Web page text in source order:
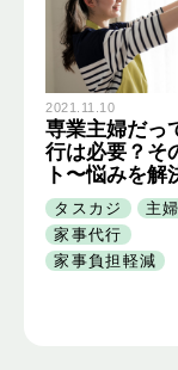
2021.11.10
専業主婦だっ
行は必要？そ
ト〜悩みを解
法まで紹介
タスカジ
主婦
家事代行
家事負担軽減